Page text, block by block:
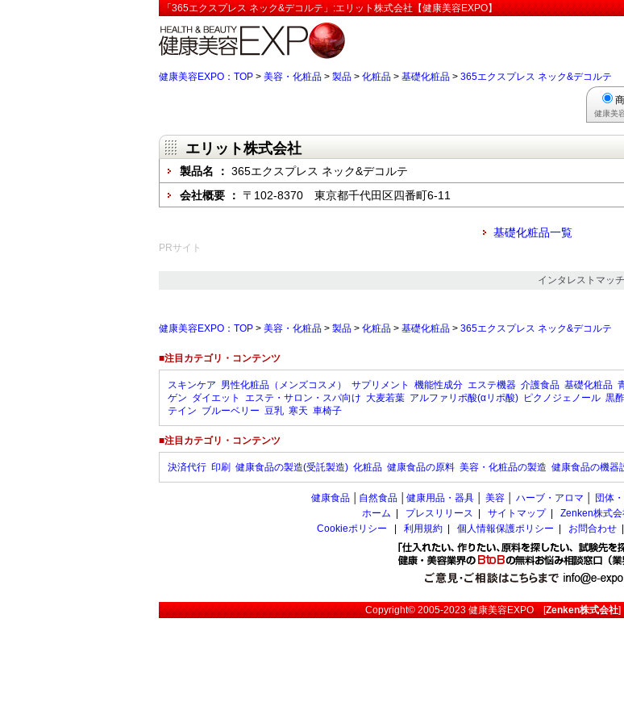
「365エクスプレス ネック&デコルテ」:エリット株式会社【健康美容EXPO】
健康美容EXPO：TOP > 美容・化粧品 > 製品 > 化粧品 > 基礎化粧品 > 365エクスプレス ネック&デコルテ
健康美
エリット株式会社
製品名 ： 365エクスプレス ネック&デコルテ
会社概要 ： 〒102-8370 東京都千代田区四番町6-11
基礎化粧品一覧
PRサイト
インタレストマッ
健康美容EXPO：TOP > 美容・化粧品 > 製品 > 化粧品 > 基礎化粧品 > 365エクスプレス ネック&デコルテ
■注目カテゴリ・コンテンツ
スキンケア 男性化粧品（メンズコスメ） サプリメント 機能性成分 エステ機器 介護食品 基礎化粧品
ゲン ダイエット エステ・サロン・スパ向け 大麦若葉 アルファリポ酸(αリポ酸) ピクノジェノール 黒酢
テイン ブルーベリー 豆乳 寒天 車椅子
■注目カテゴリ・コンテンツ
決済代行 印刷 健康食品の製造(受託製造) 化粧品 健康食品の原料 美容・化粧品の製造 健康食品の機器
健康食品 自然食品 健康用品・器具 美容 ハーブ・アロマ 団体
ホーム
プレスリリース サイトマップ| Zenken株式
Cookieポリシー
利用規約 個人情報保護ポリシー お問合わせ
Copyright© 2005-2023健康美容EXPO[Zenken株式会社]